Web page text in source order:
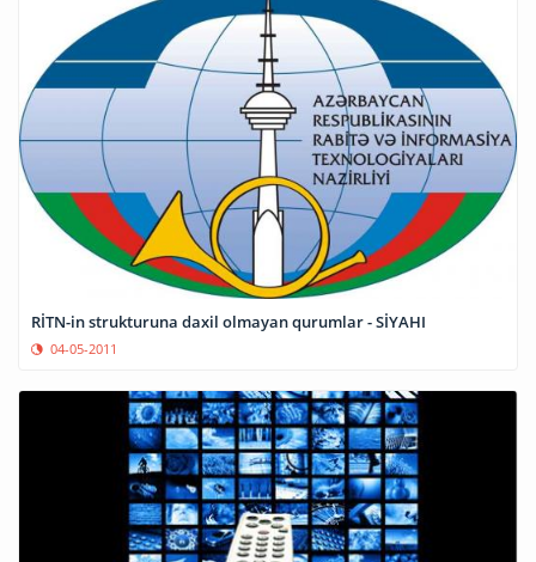
RİTN-in strukturuna daxil olmayan qurumlar - SİYAHI
04-05-2011